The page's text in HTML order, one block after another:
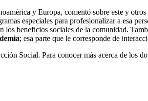
y Europa, comentó sobre este y
especiales para profesionalizar a esa
los beneficios sociales de la comunidad.
; esa parte que le corresponde de
Social. Para conocer más acerca de los